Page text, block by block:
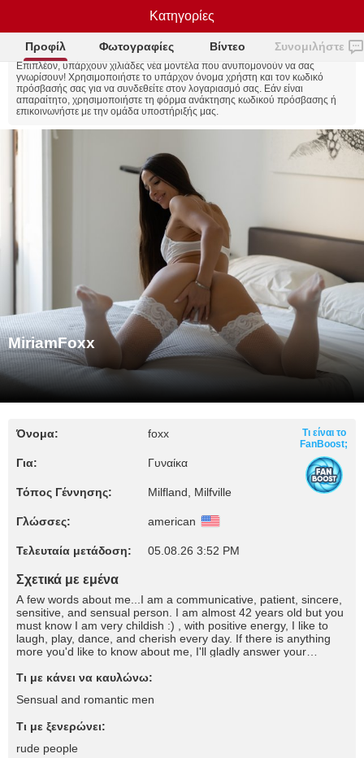
MiriamFoxx
NB!
Το Skeeping ενημερώθηκε!Ο ιστότοπος έχει πλέον
ολοκαίνουργιο σχεδιασμό και τα Token έχουν γίνει πολύ
φθηνότερα!
Επιπλέον, υπάρχουν χιλιάδες νέα μοντέλα που ανυπομονούν να σας
γνωρίσουν! Χρησιμοποιήστε το υπάρχον όνομα χρήστη και τον κωδικό
πρόσβασής σας για να συνδεθείτε στον λογαριασμό σας. Εάν είναι
απαραίτητο, χρησιμοποιήστε τη φόρμα ανάκτησης κωδικού πρόσβασης ή
επικοινωνήστε με την ομάδα υποστήριξής μας.
Προφίλ Φωτογραφίες Βίντεο Συνομιλήστε
MiriamFoxx
Όνομα: foxx
Για: Γυναίκα
Τόπος Γέννησης: Milfland, Milfville
Γλώσσες: american
Τελευταία μετάδοση: 05.08.26 3:52 PM
Τι είναι το
FanBoost;
Σχετικά με εμένα
A few words about me...I am a communicative, patient, sincere,
sensitive, and sensual person. I am almost 42 years old but you
must know I am very childish :) , with positive energy, I like to
laugh, play, dance, and cherish every day. If there is anything
more you'd like to know about me, I'll gladly answer your
joining my community: No free requests - Please use my tip
Τι με κάνει να καυλώνω:
Sensual and romantic men
Τι με ξενερώνει:
rude people
Κατηγορίες